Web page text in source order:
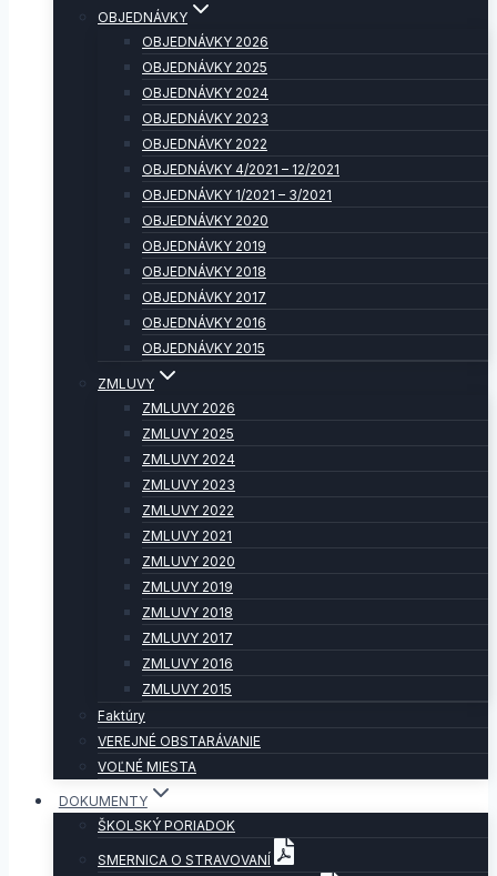
OBJEDNÁVKY
OBJEDNÁVKY 2026
OBJEDNÁVKY 2025
OBJEDNÁVKY 2024
OBJEDNÁVKY 2023
OBJEDNÁVKY 2022
OBJEDNÁVKY 4/2021 – 12/2021
OBJEDNÁVKY 1/2021 – 3/2021
OBJEDNÁVKY 2020
OBJEDNÁVKY 2019
OBJEDNÁVKY 2018
OBJEDNÁVKY 2017
OBJEDNÁVKY 2016
OBJEDNÁVKY 2015
ZMLUVY
ZMLUVY 2026
ZMLUVY 2025
ZMLUVY 2024
ZMLUVY 2023
ZMLUVY 2022
ZMLUVY 2021
ZMLUVY 2020
ZMLUVY 2019
ZMLUVY 2018
ZMLUVY 2017
ZMLUVY 2016
ZMLUVY 2015
Faktúry
VEREJNÉ OBSTARÁVANIE
VOĽNÉ MIESTA
DOKUMENTY
ŠKOLSKÝ PORIADOK
SMERNICA O STRAVOVANÍ